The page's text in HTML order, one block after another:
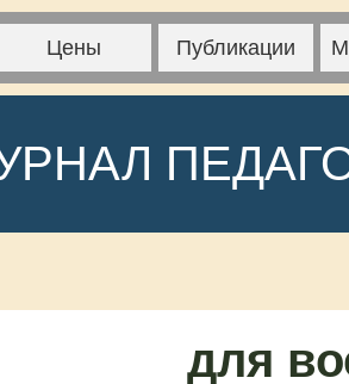
Цены Публикации
для